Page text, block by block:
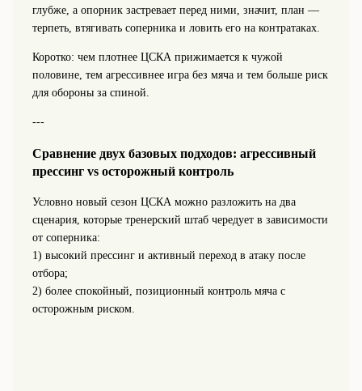
глубже, а опорник застревает перед ними, значит, план —
терпеть, втягивать соперника и ловить его на контратаках.
Коротко: чем плотнее ЦСКА прижимается к чужой
половине, тем агрессивнее игра без мяча и тем больше риск
для обороны за спиной.
---
Сравнение двух базовых подходов: агрессивный
прессинг vs осторожный контроль
Условно новый сезон ЦСКА можно разложить на два
сценария, которые тренерский штаб чередует в зависимости
от соперника:
1) высокий прессинг и активный переход в атаку после
отбора;
2) более спокойный, позиционный контроль мяча с
осторожным риском.